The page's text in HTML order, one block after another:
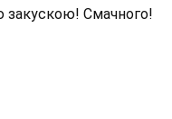
закускою! Смачного!